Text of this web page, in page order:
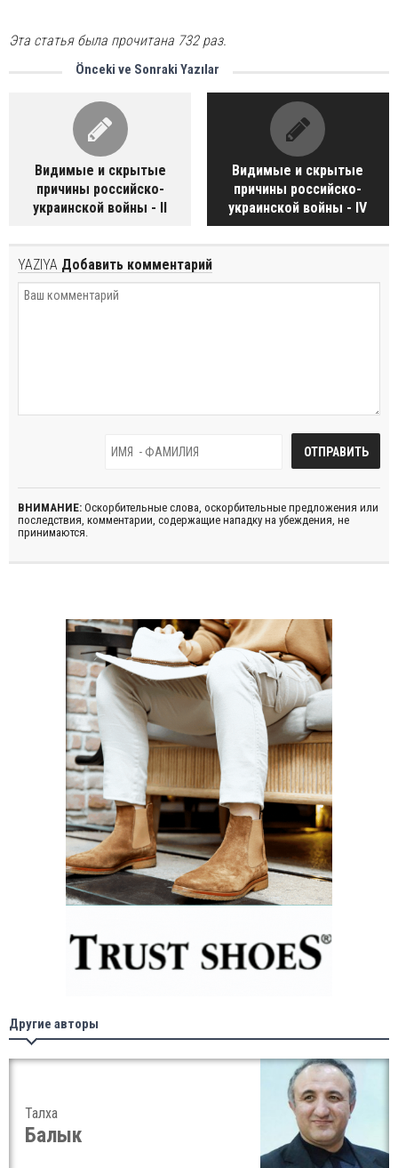
Эта статья была прочитана 732 раз.
Önceki ve Sonraki Yazılar
Видимые и скрытые
причины российско-
украинской войны - II
Видимые и скрытые
причины российско-
украинской войны - IV
YAZIYA Добавить комментарий
ВНИМАНИЕ: Оскорбительные слова, оскорбительные предложения или
последствия, комментарии, содержащие нападку на убеждения, не
принимаются.
Другие авторы
Талха
Балык